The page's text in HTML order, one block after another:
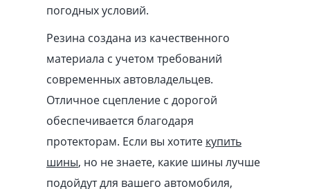
погодных условий.
Резина создана из качественного
материала с учетом требований
современных автовладельцев.
Отличное сцепление с дорогой
обеспечивается благодаря
протекторам. Если вы хотите купить
шины, но не знаете, какие шины лучше
подойдут для вашего автомобиля,